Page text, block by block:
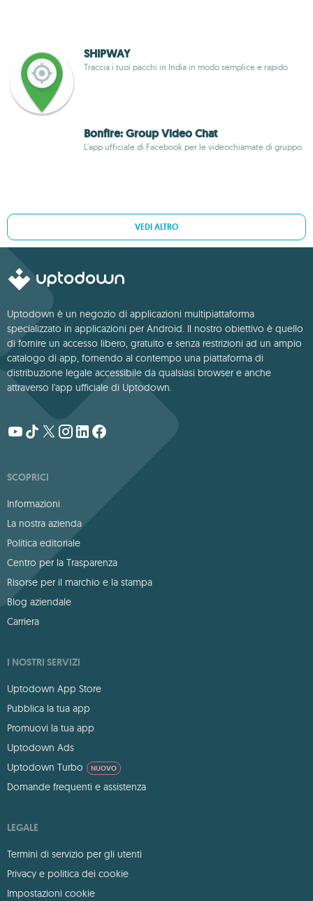
SHIPWAY
Traccia i tuoi pacchi in India in modo semplice e rapido
Bonfire: Group Video Chat
L'app ufficiale di Facebook per le videochiamate di gruppo
VEDI ALTRO
Uptodown è un negozio di applicazioni multipiattaforma
specializzato in applicazioni per Android. Il nostro obiettivo è quello
di fornire un accesso libero, gratuito e senza restrizioni ad un ampio
catalogo di app, fornendo al contempo una piattaforma di
distribuzione legale accessibile da qualsiasi browser e anche
attraverso l'app ufficiale di Uptodown.
SCOPRICI
Informazioni
La nostra azienda
Politica editoriale
Centro per la Trasparenza
Risorse per il marchio e la stampa
Blog aziendale
Carriera
I NOSTRI SERVIZI
Uptodown App Store
Pubblica la tua app
Promuovi la tua app
Uptodown Ads
Uptodown Turbo
NUOVO
Domande frequenti e assistenza
LEGALE
Termini di servizio per gli utenti
Privacy e politica dei cookie
Impostazioni cookie